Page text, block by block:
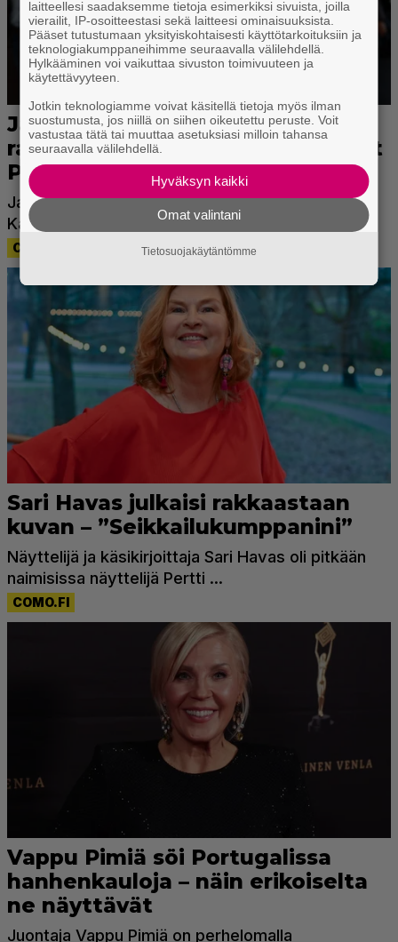
laitteellesi saadaksemme tietoja esimerkiksi sivuista, joilla
vierailit, IP-osoitteestasi sekä laitteesi ominaisuuksista.
Pääset tutustumaan yksityiskohtaisesti käyttötarkoituksiin ja
teknologiakumppaneihimme seuraavalla välilehdellä.
Hylkääminen voi vaikuttaa sivuston toimivuuteen ja
käytettävyyteen.
Jotkin teknologiamme voivat käsitellä tietoja myös ilman
suostumusta, jos niillä on siihen oikeutettu peruste. Voit
vastustaa tätä tai muuttaa asetuksiasi milloin tahansa
seuraavalla välilehdellä.
Hyväksyn kaikki
Omat valintani
Tietosuojakäytäntömme